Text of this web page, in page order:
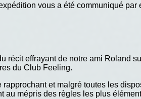
vous a été communiqué par
récit effrayant de notre ami Roland
du Club Feeling.
et malgré toutes les
mépris des règles les plus